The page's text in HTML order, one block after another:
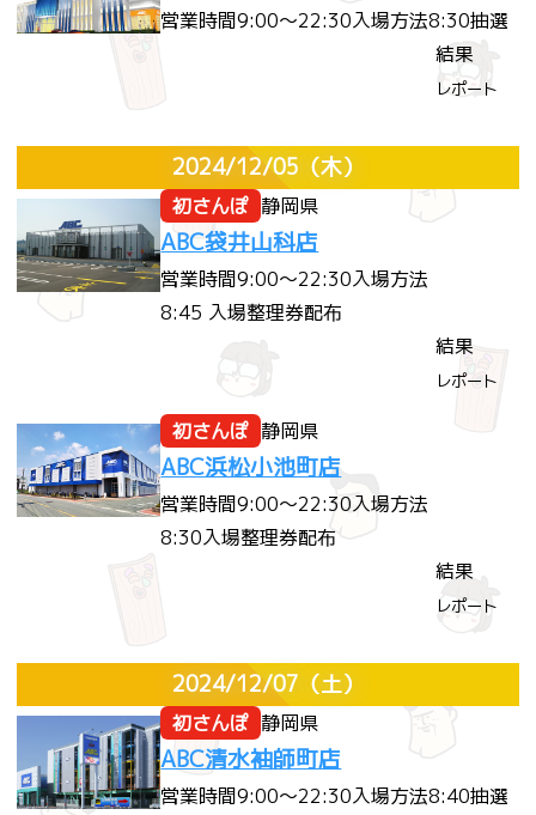
営業時間9:00～22:30入場方法8:30抽選
結果
レポート
2024/12/05 （木）
初さんぽ 静岡県
ABC袋井山科店
営業時間9:00～22:30入場方法
8:45 入場整理券配布
結果
レポート
初さんぽ 静岡県
ABC浜松小池町店
営業時間9:00～22:30入場方法
8:30入場整理券配布
結果
レポート
2024/12/07 （土）
初さんぽ 静岡県
ABC清水袖師町店
営業時間9:00～22:30入場方法8:40抽選